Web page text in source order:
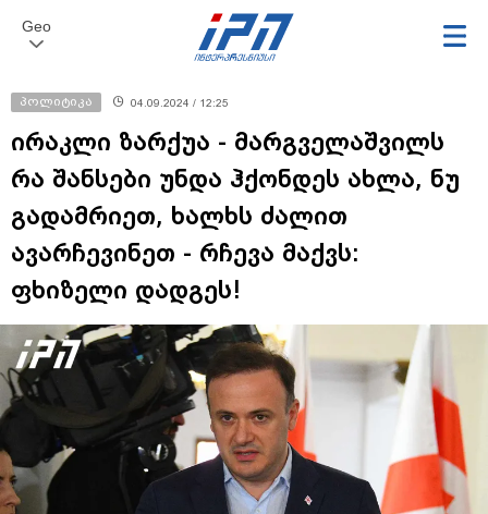
Geo
პოლიტიკა 04.09.2024 / 12:25
ირაკლი ზარქუა - მარგველაშვილს
რა შანსები უნდა ჰქონდეს ახლა, ნუ
გადამრიეთ, ხალხს ძალით
ავარჩევინეთ - რჩევა მაქვს:
ფხიზელი დადგეს!